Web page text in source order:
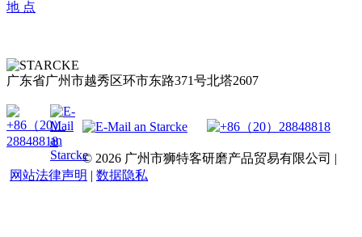
地 点
广东省广州市越秀区环市东路371号北塔2607
© 2026 广州市狮特客研磨产品贸易有限公司 |
网站法律声明 | 数据隐私